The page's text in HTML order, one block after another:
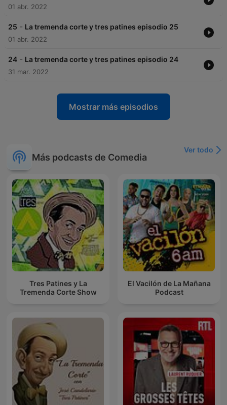
01 abr. 2022
25 - La tremenda corte y tres patines episodio 25
01 abr. 2022
24 - La tremenda corte y tres patines episodio 24
31 mar. 2022
Mostrar más episodios
Más podcasts de Comedia
Ver todo
Tres Patines y La
Tremenda Corte Show
El Vacilón de La Mañana
Podcast